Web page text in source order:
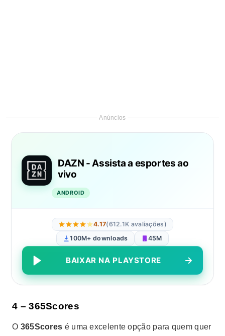
Anúncios
DAZN - Assista a esportes ao
vivo
ANDROID
4.17(612.1K avaliações)
100M+ downloads
45M
BAIXAR NA PLAYSTORE
4 – 365Scores
O 365Scores é uma excelente opção para quem quer